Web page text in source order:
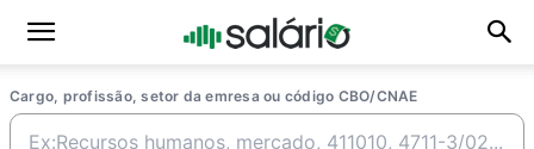
Cargo, profissão, setor da emresa ou código CBO/CNAE